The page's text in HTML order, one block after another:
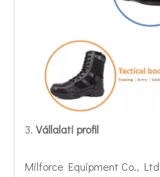
3. Vállalati profil
Milforce Equipment Co.,